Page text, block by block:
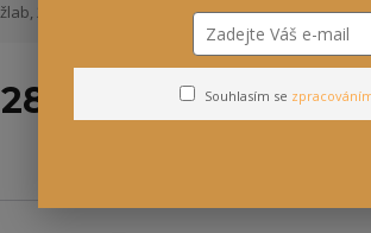
28 litrů
litrů Souhlasím se